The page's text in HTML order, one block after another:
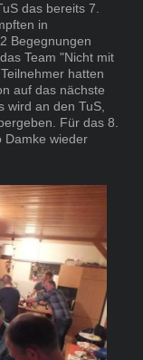
das bereits 7.
in
Begegnungen
Team "Nicht mit
hatten
auf das nächste
wird an den TuS,
Für das 8.
Damke wieder